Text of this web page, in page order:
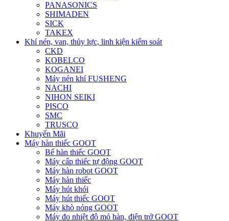
PANASONICS
SHIMADEN
SICK
TAKEX
Khí nén, van, thủy lực, linh kiện kiểm soát
CKD
KOBELCO
KOGANEI
Máy nén khí FUSHENG
NACHI
NIHON SEIKI
PISCO
SMC
TRUSCO
Khuyến Mãi
Máy hàn thiếc GOOT
Bể hàn thiếc GOOT
Máy cấp thiếc tự động GOOT
Máy hàn robot GOOT
Máy hàn thiếc
Máy hút khói
Máy hút thiếc GOOT
Máy khò nóng GOOT
Máy đo nhiệt độ mỏ hàn, điện trở GOOT